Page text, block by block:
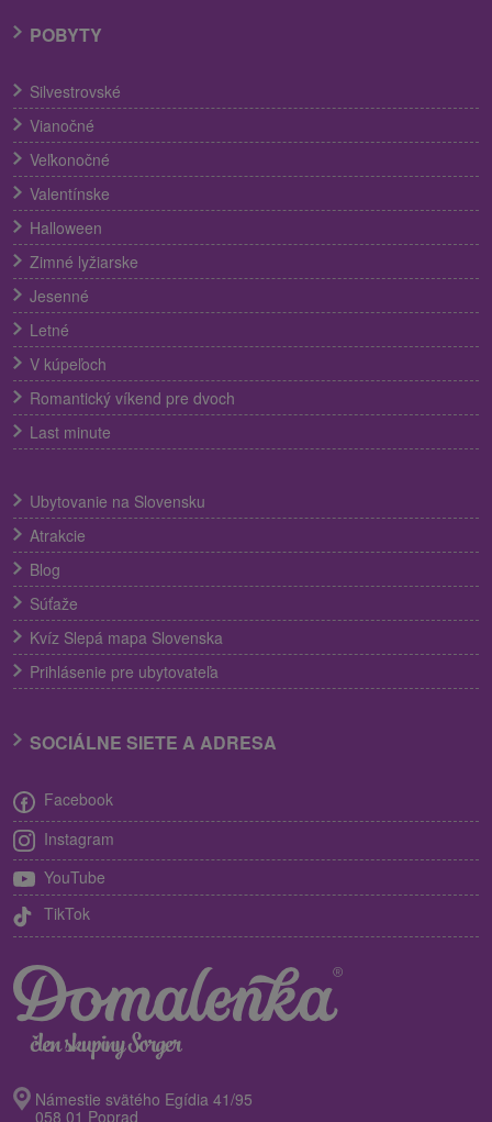
POBYTY
Silvestrovské
Vianočné
Veľkonočné
Valentínske
Halloween
Zimné lyžiarske
Jesenné
Letné
V kúpeľoch
Romantický víkend pre dvoch
Last minute
Ubytovanie na Slovensku
Atrakcie
Blog
Súťaže
Kvíz Slepá mapa Slovenska
Prihlásenie pre ubytovateľa
SOCIÁLNE SIETE A ADRESA
Facebook
Instagram
YouTube
TikTok
Námestie svätého Egídia 41/95
058 01 Poprad